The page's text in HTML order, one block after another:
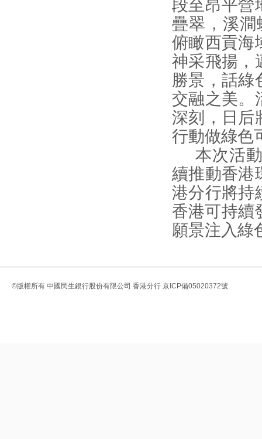
段至昂平營
疊翠，溪澗
俯瞰西貢海
神采飛揚，
勝景，話綠
交融之美。
深刻
，日
行動做綠色
本次活
續推動香港
港分行將持
香港可持續
願景注入綠
©版權所有 中國民生銀行股份有限公司 香港分行 京ICP備05020372號